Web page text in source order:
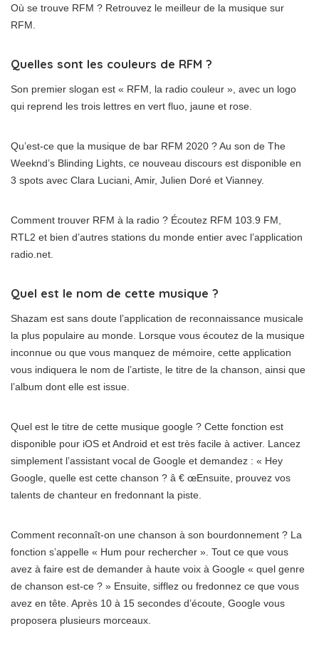
Où se trouve RFM ? Retrouvez le meilleur de la musique sur
RFM.
Quelles sont les couleurs de RFM ?
Son premier slogan est « RFM, la radio couleur », avec un logo
qui reprend les trois lettres en vert fluo, jaune et rose.
Qu’est-ce que la musique de bar RFM 2020 ? Au son de The
Weeknd’s Blinding Lights, ce nouveau discours est disponible en
3 spots avec Clara Luciani, Amir, Julien Doré et Vianney.
Comment trouver RFM à la radio ? Écoutez RFM 103.9 FM,
RTL2 et bien d’autres stations du monde entier avec l’application
radio.net.
Quel est le nom de cette musique ?
Shazam est sans doute l’application de reconnaissance musicale
la plus populaire au monde. Lorsque vous écoutez de la musique
inconnue ou que vous manquez de mémoire, cette application
vous indiquera le nom de l’artiste, le titre de la chanson, ainsi que
l’album dont elle est issue.
Quel est le titre de cette musique google ? Cette fonction est
disponible pour iOS et Android et est très facile à activer. Lancez
simplement l’assistant vocal de Google et demandez : « Hey
Google, quelle est cette chanson ? â € œEnsuite, prouvez vos
talents de chanteur en fredonnant la piste.
Comment reconnaît-on une chanson à son bourdonnement ? La
fonction s’appelle « Hum pour rechercher ». Tout ce que vous
avez à faire est de demander à haute voix à Google « quel genre
de chanson est-ce ? » Ensuite, sifflez ou fredonnez ce que vous
avez en tête. Après 10 à 15 secondes d’écoute, Google vous
proposera plusieurs morceaux.